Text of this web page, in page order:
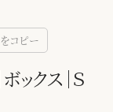
コピー
ックス｜Ｓ